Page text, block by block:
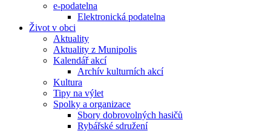
e-podatelna
Elektronická podatelna
Život v obci
Aktuality
Aktuality z Munipolis
Kalendář akcí
Archív kulturních akcí
Kultura
Tipy na výlet
Spolky a organizace
Sbory dobrovolných hasičů
Rybářské sdružení